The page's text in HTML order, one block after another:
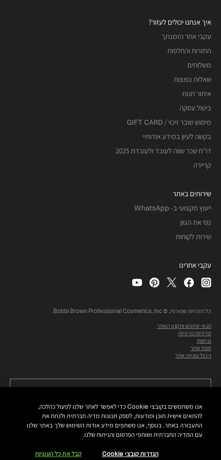
איך אנחנו יכולים לעזור?
עקבי אחר הזמנתך
החזרות והחלפות
משלוחים
שאלות נפוצות
איתור חנות
ביטול עסקה
מימוש שובר זיכוי / GIFT CARD
בקשה לעיון במידע אודותיי
דו"ח שכר שווה לעובד ולעובדת 2025
קריירה
שירותים באתר
ייעוץ מקצועי ב- WhatsApp
נסי את הגוון
שירות לקוחות
עקבי אחרינו
כל הזכויות שמורות, © Bobbi Brown Professional Cosmetics, Inc.
תנאי שימוש ותקנון האתר
מדיניות פרטיות
נגישות
מפת אתר
ניהול עוגיות אתר
אנו משתמשים בקובצי Cookie כדי לאפשר לאתר שלנו לפעול כהלכה,
להתאים אישית תוכן ומודעות, לספק תכונות מדיה חברתית ולנתח את
התעבורה באתר. בנוסף, אנו משתפים מידע אודות השימוש שלך באתר שלנו
עם המדיה החברתית ושותפי הפרסום והניתוח שלנו.
הגדרות קובצי Cookie קבל את כל העוגיות